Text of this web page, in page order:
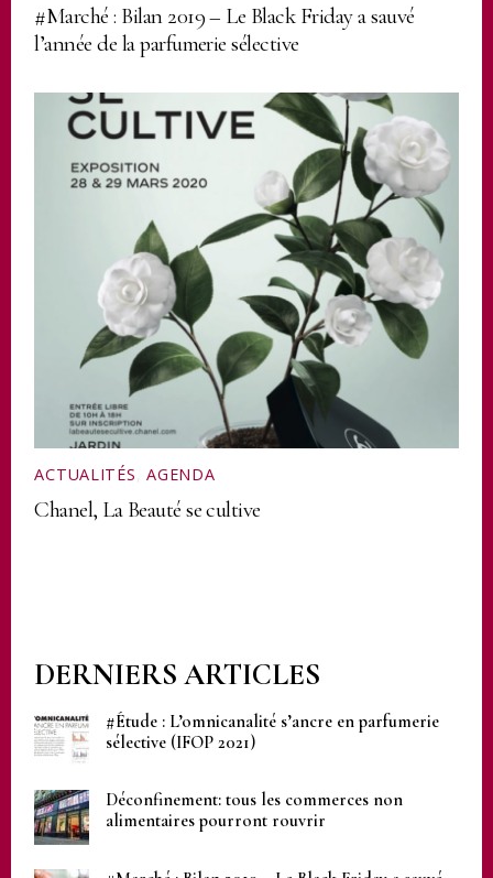
#Marché : Bilan 2019 – Le Black Friday a sauvé
l’année de la parfumerie sélective
ACTUALITÉS ,AGENDA
Chanel, La Beauté se cultive
DERNIERS ARTICLES
#Étude : L’omnicanalité s’ancre en parfumerie
sélective (IFOP 2021)
Déconfinement: tous les commerces non
alimentaires pourront rouvrir